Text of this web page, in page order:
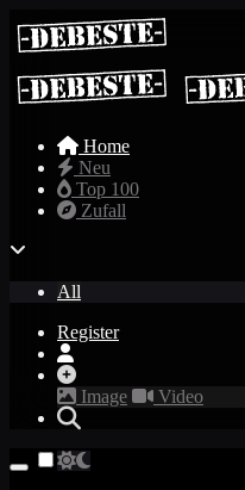
Home
Neu
Top 100
Zufall
All
Register
Image Video